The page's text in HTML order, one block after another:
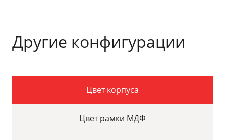
Другие конфигурации
Цвет корпуса
Цвет рамки МДФ